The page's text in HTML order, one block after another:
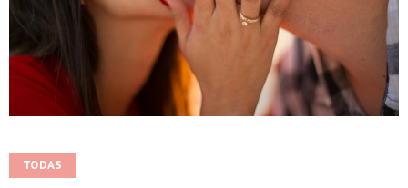
TODAS